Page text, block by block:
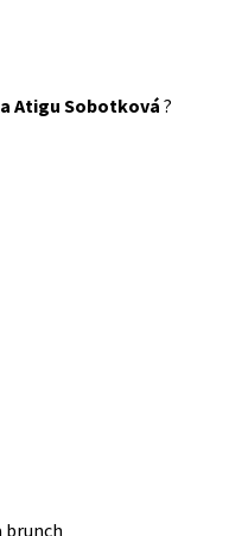
Atigu Sobotková?